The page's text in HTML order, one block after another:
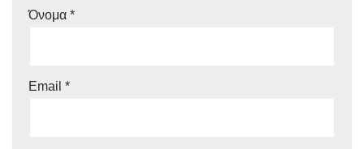
Όνομα *
Email *